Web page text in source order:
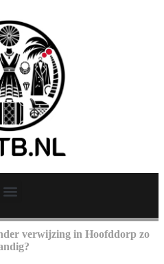
verwijzing in Hoofddorp zo